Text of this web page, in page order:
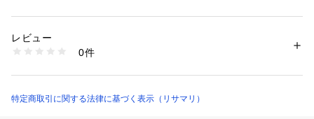
ヴィクトリア時代の建造物を連想させる繊細な幾何学模様も組
み合わせ、重厚感のある優雅な印象に仕上がりました。サイド
カラー展開もヨーロッパを意識した深みのあるカラーでアンテ
素材：ナイロン・ポリエステル・ポリウレタン
商品番号：
N05-79181 （ショップ）
レビュー
0件
特定商取引に関する法律に基づく表示（リサマリ）